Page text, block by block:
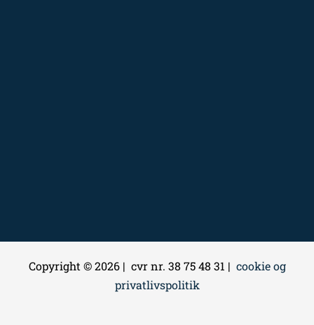
Copyright © 2026 | cvr nr. 38 75 48 31 | cookie og
privatlivspolitik